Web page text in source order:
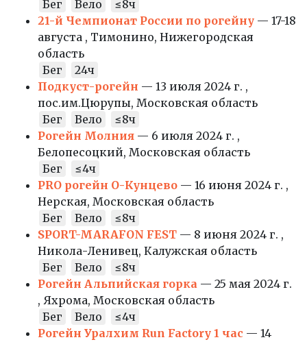
Бег
Вело
≤8ч
21-й Чемпионат России по рогейну — 17-18
августа , Тимонино, Нижегородская
область
Бег
24ч
Подкуст-рогейн — 13 июля 2024 г. ,
пос.им.Цюрупы, Московская область
Бег
Вело
≤8ч
Рогейн Молния — 6 июля 2024 г. ,
Белопесоцкий, Московская область
Бег
≤4ч
PRO рогейн О-Кунцево — 16 июня 2024 г. ,
Нерская, Московская область
Бег
Вело
≤8ч
SPORT-MARAFON FEST — 8 июня 2024 г. ,
Никола-Ленивец, Калужская область
Бег
Вело
≤8ч
Рогейн Альпийская горка — 25 мая 2024 г.
, Яхрома, Московская область
Бег
Вело
≤4ч
Рогейн Уралхим Run Factory 1 час — 14